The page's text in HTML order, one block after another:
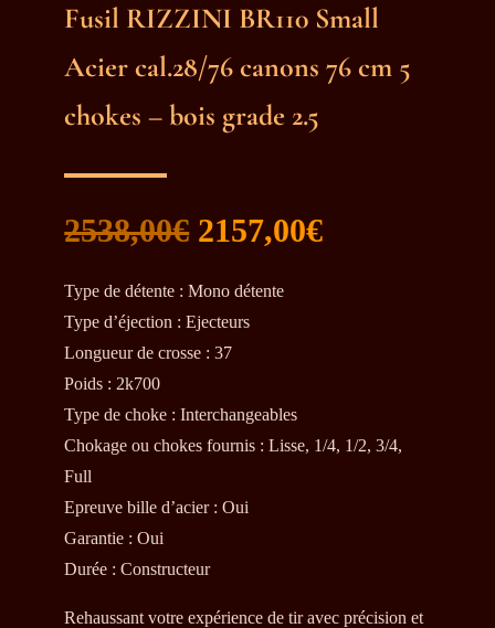
Fusil RIZZINI BR110 Small
Acier cal.28/76 canons 76 cm 5
chokes – bois grade 2.5
2538,00€ Le
prix
initial
était :
2538,00€.
2157,00€Le
prix
Type de détente : Mono détente
Type d’éjection : Ejecteurs
Longueur de crosse : 37
Poids : 2k700
Type de choke : Interchangeables
Chokage ou chokes fournis : Lisse, 1/4, 1/2, 3/4,
Full
Epreuve bille d’acier : Oui
Garantie : Oui
Durée : Constructeur
Rehaussant votre expérience de tir avec précision et